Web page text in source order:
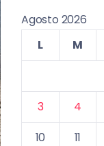
Agosto 2026
L
M
3
4
10
11